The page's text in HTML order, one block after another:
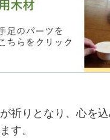
祈りとなり、心を
す。